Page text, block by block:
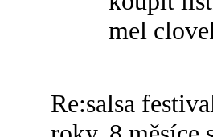
mel
Re:salsa